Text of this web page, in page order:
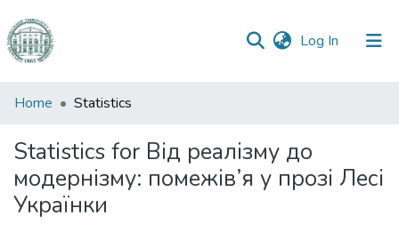
Log In (current)
Communities
Collections
All of DSpace
Home Statistics
Statistics for Від реалізму до
модернізму: помежів’я у прозі Лесі
Українки